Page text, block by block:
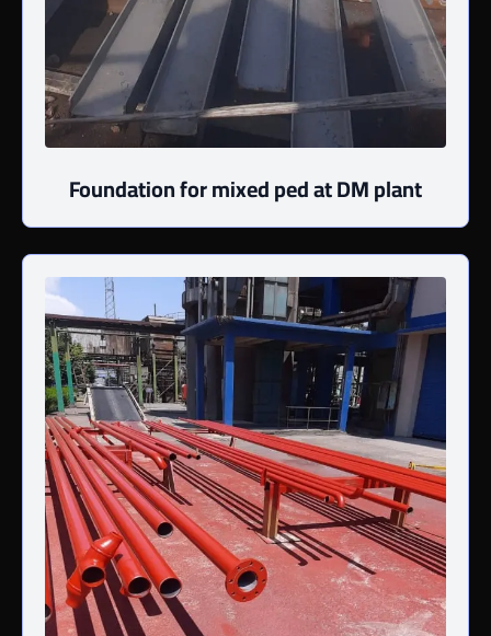
Foundation for mixed ped at DM plant